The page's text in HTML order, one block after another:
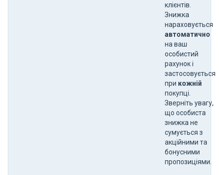
клієнтів.
Знижка
нараховується
автоматично
на ваш
особистий
рахунок і
застосовується
при кожній
покупці.
Зверніть увагу,
що особиста
знижка не
сумується з
акційними та
бонусними
пропозиціями.